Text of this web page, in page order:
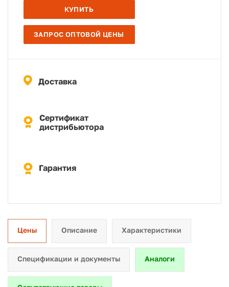
КУПИТЬ
ЗАПРОС ОПТОВОЙ ЦЕНЫ
Доставка
Сертификат
дистрибьютора
Гарантия
Цены Описание Характеристики
Спецификации и документы Аналоги